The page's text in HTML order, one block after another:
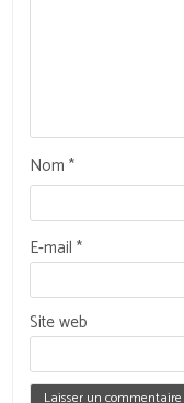
Nom*
E-mail*
Site web